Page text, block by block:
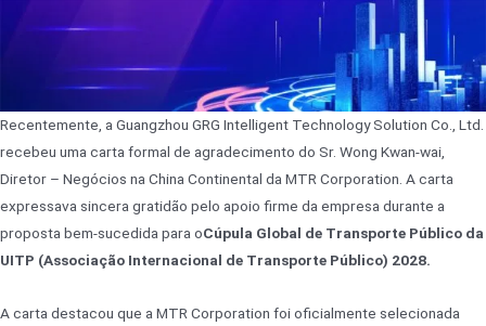
Recentemente, a Guangzhou GRG Intelligent Technology Solution Co., Ltd.
recebeu uma carta formal de agradecimento do Sr. Wong Kwan-wai,
Diretor – Negócios na China Continental da MTR Corporation. A carta
expressava sincera gratidão pelo apoio firme da empresa durante a
proposta bem-sucedida para oCúpula Global de Transporte Público da
UITP (Associação Internacional de Transporte Público) 2028.
A carta destacou que a MTR Corporation foi oficialmente selecionada